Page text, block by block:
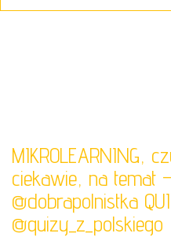
MIKROLEARNING,
ciekawie, na temat
@dobrapolnistka
@quizy_z_polskiego